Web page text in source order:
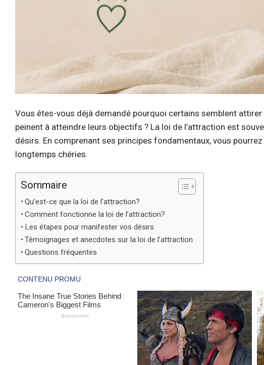
Vous êtes-vous déjà demandé pourquoi certains semblent attirer
peinent à atteindre leurs objectifs ? La loi de l’attraction est
désirs. En comprenant ses principes fondamentaux, vous
longtemps chéries.
Sommaire
Qu’est-ce que la loi de l’attraction?
Comment fonctionne la loi de l’attraction?
Les étapes pour manifester vos désirs
Témoignages et anecdotes sur la loi de l’attraction
Questions fréquentes